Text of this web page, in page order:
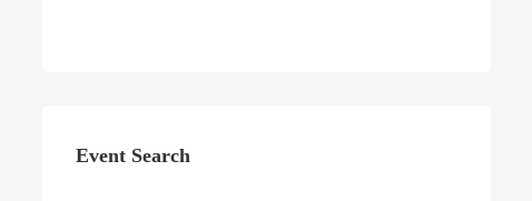
Event Search